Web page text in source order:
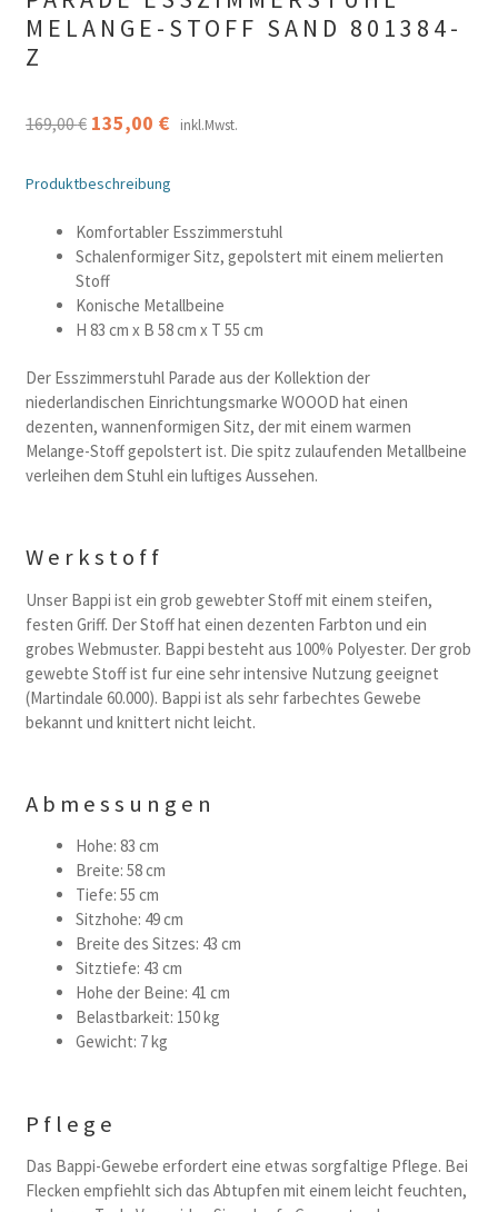
MELANGE-STOFF SAND 801384-
Z
169,00€ Ursprünglicher
war:
169,00 €
135,00 €Aktueller
ist:
135,00 €.
inkl.Mwst.
Produktbeschreibung
Komfortabler Esszimmerstuhl
Schalenformiger Sitz, gepolstert mit einem melierten
Stoff
Konische Metallbeine
H 83 cm x B 58 cm x T 55 cm
Der Esszimmerstuhl Parade aus der Kollektion der
niederlandischen Einrichtungsmarke WOOOD hat einen
dezenten, wannenformigen Sitz, der mit einem warmen
Melange-Stoff gepolstert ist. Die spitz zulaufenden Metallbeine
verleihen dem Stuhl ein luftiges Aussehen.
Werkstoff
Unser Bappi ist ein grob gewebter Stoff mit einem steifen,
festen Griff. Der Stoff hat einen dezenten Farbton und ein
grobes Webmuster. Bappi besteht aus 100% Polyester. Der grob
gewebte Stoff ist fur eine sehr intensive Nutzung geeignet
(Martindale 60.000). Bappi ist als sehr farbechtes Gewebe
bekannt und knittert nicht leicht.
Abmessungen
Hohe: 83 cm
Breite: 58 cm
Tiefe: 55 cm
Sitzhohe: 49 cm
Breite des Sitzes: 43 cm
Sitztiefe: 43 cm
Hohe der Beine: 41 cm
Belastbarkeit: 150 kg
Gewicht: 7 kg
Pflege
Das Bappi-Gewebe erfordert eine etwas sorgfaltige Pflege. Bei
Flecken empfiehlt sich das Abtupfen mit einem leicht feuchten,